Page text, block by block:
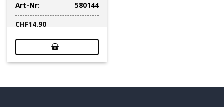
Art-Nr:
580144
CHF14.90